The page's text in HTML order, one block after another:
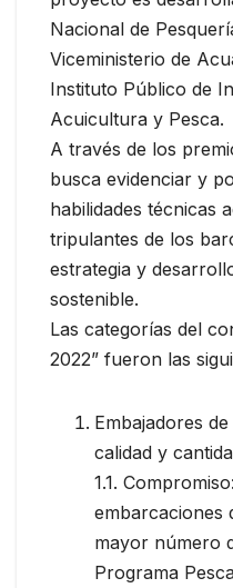
Nacional de
Viceministerio de
Instituto Público de
Acuicultura y Pesca.
A través de los
busca evidenciar y
habilidades técnicas
tripulantes de los
estrategia y
sostenible.
Las categorías del
2022” fueron las
Embajadores
calidad y
1.1.
embarcaciones
mayor número
Programa